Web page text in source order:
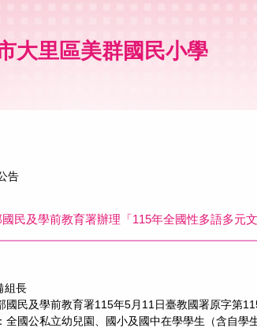
大里區美群國民小學
告
民及學前教育署辦理「115年全國性多語多元
組長
國民及學前教育署115年5月11日臺教國署原字第
全國公私立幼兒園、國小及國中在學學生（含自學